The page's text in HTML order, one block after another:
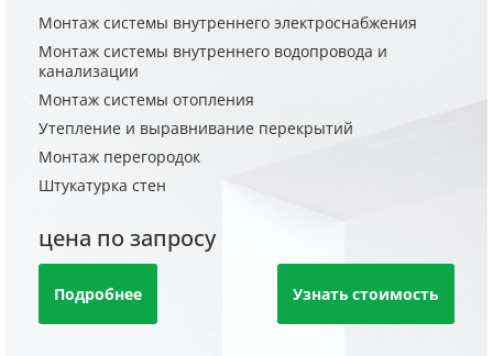
Монтаж системы внутреннего электроснабжения
Монтаж системы внутреннего водопровода и
канализации
Монтаж системы отопления
Утепление и выравнивание перекрытий
Монтаж перегородок
Штукатурка стен
цена по запросу
Подробнее Узнать стоимость